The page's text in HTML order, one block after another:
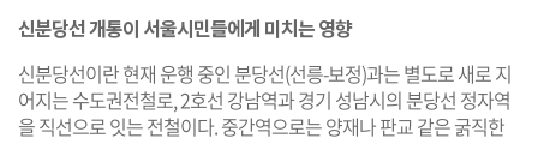
신분당선 개통이 서울시민들에게 미치는 영향
신분당선이란 현재 운행 중인 분당선(선릉-보정)과는 별도로 새로 지
어지는 수도권전철로, 2호선 강남역과 경기 성남시의 분당선 정자역
을 직선으로 잇는 전철이다. 중간역으로는 양재나 판교 같은 굵직한